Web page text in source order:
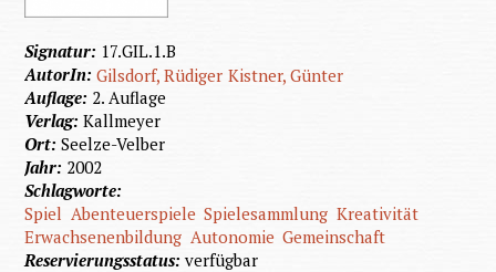
Signatur: 17.GIL.1.B
AutorIn:Gilsdorf, Rüdiger Kistner, Günter
Auflage: 2. Auflage
Verlag:Kallmeyer
Ort:Seelze-Velber
Jahr: 2002
Schlagworte:
Spiel Abenteuerspiele Spielesammlung Kreativität
Erwachsenenbildung Autonomie Gemeinschaft
Reservierungsstatus:verfügbar